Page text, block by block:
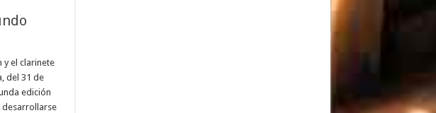
y el clarinete
del 31 de
edición
desarrollarse